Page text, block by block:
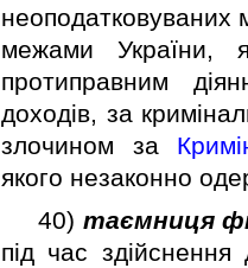
межами України,
протиправним
доходiв, за
злочином за
якого незаконно
40) таємниця
пiд час здiйснення